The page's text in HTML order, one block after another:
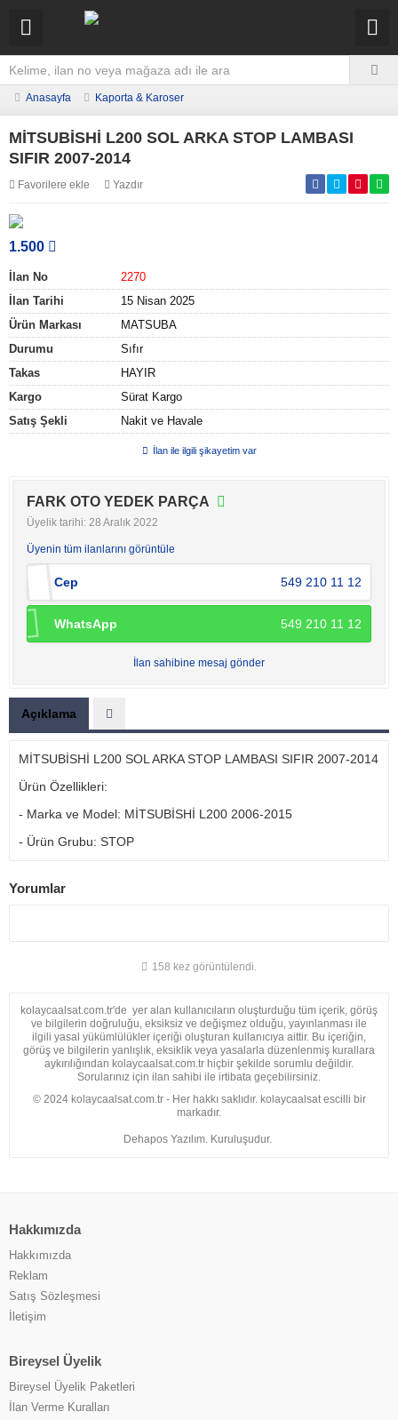
Anasayfa Kaporta & Karoser
MİTSUBİSHİ L200 SOL ARKA STOP LAMBASI
SIFIR 2007-2014
Favorilere ekle Yazdır
1.500
İlan No
2270
İlan Tarihi
15 Nisan 2025
Ürün Markası
MATSUBA
Durumu
Sıfır
Takas
HAYIR
Kargo
Sürat Kargo
Satış Şekli
Nakit ve Havale
İlan ile ilgili şikayetim var
FARK OTO YEDEK PARÇA
Üyelik tarihi: 28 Aralık 2022
Üyenin tüm ilanlarını görüntüle
Cep 549 210 11 12
WhatsApp 549 210 11 12
İlan sahibine mesaj gönder
Açıklama
MİTSUBİSHİ L200 SOL ARKA STOP LAMBASI SIFIR 2007-2014
Ürün Özellikleri:
- Marka ve Model: MİTSUBİSHİ L200 2006-2015
- Ürün Grubu: STOP
Yorumlar
158 kez görüntülendi.
kolaycaalsat.com.tr'de yer alan kullanıcıların oluşturduğu tüm içerik, görüş
ve bilgilerin doğruluğu, eksiksiz ve değişmez olduğu, yayınlanması ile
ilgili yasal yükümlülükler içeriği oluşturan kullanıcıya aittir. Bu içeriğin,
görüş ve bilgilerin yanlışlık, eksiklik veya yasalarla düzenlenmiş kurallara
aykırılığından kolaycaalsat.com.tr hiçbir şekilde sorumlu değildir.
Sorularınız için ilan sahibi ile irtibata geçebilirsiniz.
© 2024 kolaycaalsat.com.tr - Her hakkı saklıdır. kolaycaalsat escilli bir
markadır.
Dehapos Yazılım. Kuruluşudur.
Hakkımızda
Hakkımızda
Reklam
Satış Sözleşmesi
İletişim
Bireysel Üyelik
Bireysel Üyelik Paketleri
İlan Verme Kuralları